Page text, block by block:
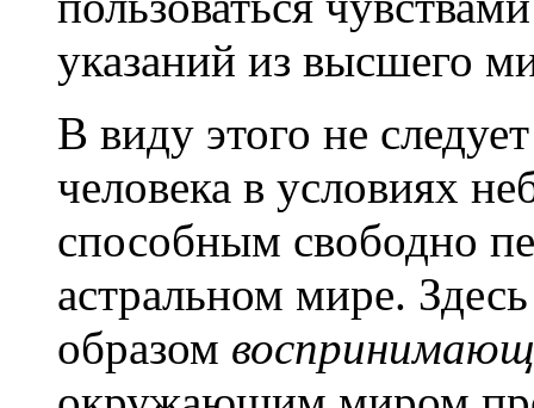
указаний из высшего
В виду этого не
человека в условиях
способным свободно
астральном мире.
образом